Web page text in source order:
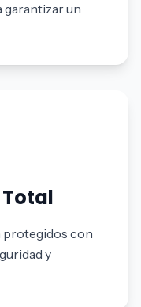
garantizar un
protegidos con
y